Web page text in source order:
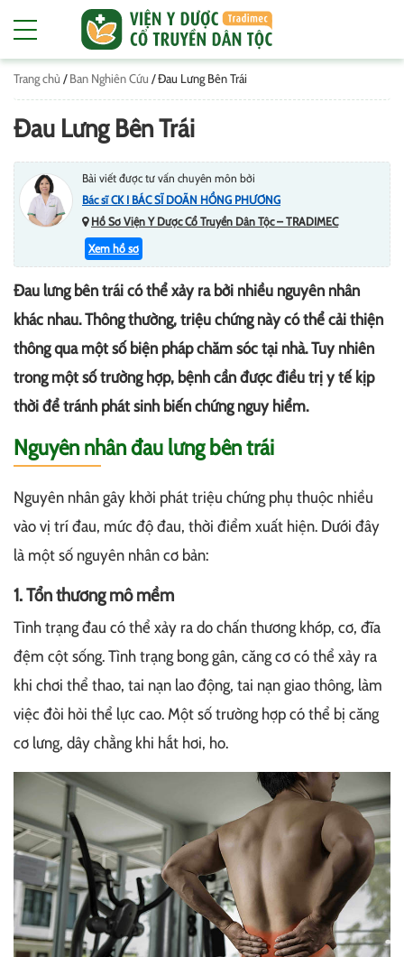
Trang chủ /Ban Nghiên Cứu /Đau Lưng Bên Trái
Đau Lưng Bên Trái
Bài viết được tư vấn chuyên môn bởi
Bác sĩ CK I BÁC SĨ DOÃN HỒNG PHƯƠNG
Hồ Sơ Viện Y Dược Cổ Truyền Dân Tộc – TRADIMEC
Xem hồ sơ
Đau lưng bên trái có thể xảy ra bởi nhiều nguyên nhân
khác nhau. Thông thường, triệu chứng này có thể cải thiện
thông qua một số biện pháp chăm sóc tại nhà. Tuy nhiên
trong một số trường hợp, bệnh cần được điều trị y tế kịp
thời để tránh phát sinh biến chứng nguy hiểm.
Nguyên nhân đau lưng bên trái
Nguyên nhân gây khởi phát triệu chứng phụ thuộc nhiều
vào vị trí đau, mức độ đau, thời điểm xuất hiện. Dưới đây
là một số nguyên nhân cơ bản:
1. Tổn thương mô mềm
Tình trạng đau có thể xảy ra do chấn thương khớp, cơ, đĩa
đệm cột sống. Tình trạng bong gân, căng cơ có thể xảy ra
khi chơi thể thao, tai nạn lao động, tai nạn giao thông, làm
việc đòi hỏi thể lực cao. Một số trường hợp có thể bị căng
cơ lưng, dây chằng khi hắt hơi, ho.